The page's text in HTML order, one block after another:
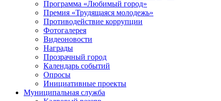
Программа «Любимый город»
Премия «Трудящаяся молодежь»
Противодействие коррупции
Фотогалерея
Видеоновости
Награды
Прозрачный город
Календарь событий
Опросы
Инициативные проекты
Муниципальная служба